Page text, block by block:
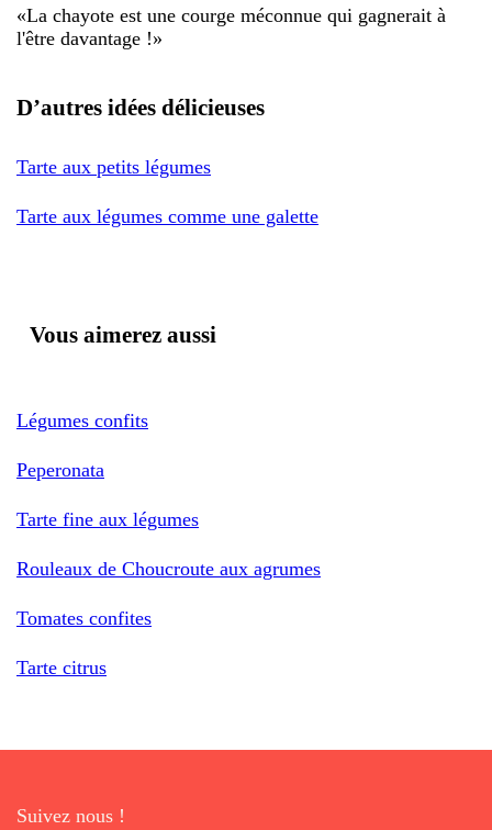
«La chayote est une courge méconnue qui gagnerait à
l'être davantage !»
D’autres idées délicieuses
Tarte aux petits légumes
Tarte aux légumes comme une galette
Vous aimerez aussi
Légumes confits
Peperonata
Tarte fine aux légumes
Rouleaux de Choucroute aux agrumes
Tomates confites
Tarte citrus
Suivez nous !